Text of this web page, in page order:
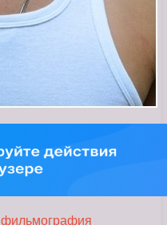
фильмография